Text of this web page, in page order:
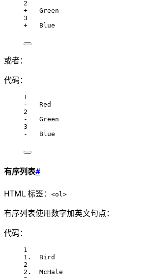
2
+   Green
3
+   Blue
或者：
代码：
1
-   Red
2
-   Green
3
-   Blue
有序列表#
HTML 标签： <ol>
有序列表使用数字加英文句点：
代码：
1
1.  Bird
2
2.  McHale